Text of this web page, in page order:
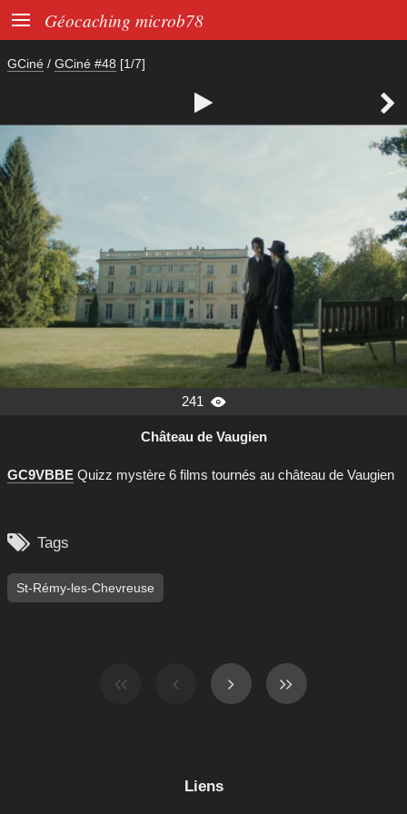
 Géocaching microb78
GCiné / GCiné #48 [1/7]
 
241 
Château de Vaugien
GC9VBBE Quizz mystère 6 films tournés au château de Vaugien
 Tags
St-Rémy-les-Chevreuse
Liens